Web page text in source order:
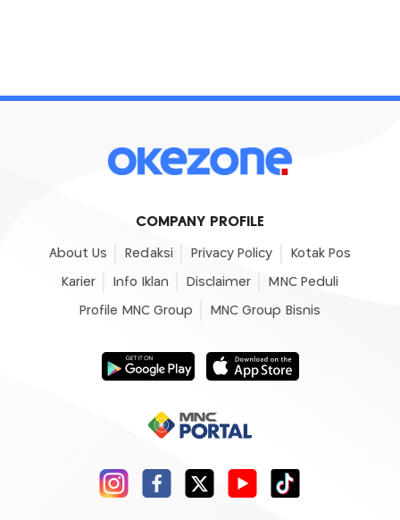
COMPANY PROFILE
About Us Redaksi Privacy Policy Kotak Pos
Karier Info Iklan Disclaimer MNC Peduli
Profile MNC Group MNC Group Bisnis